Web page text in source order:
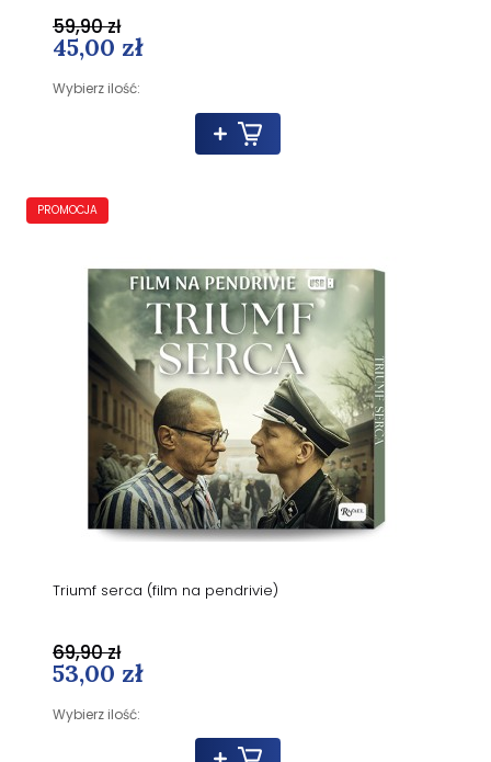
45,00 zł
Wybierz ilość:
59,90 zł
Triumf serca (film na pendrivie)
53,00 zł
Wybierz ilość:
69,90 zł
PROMOCJA